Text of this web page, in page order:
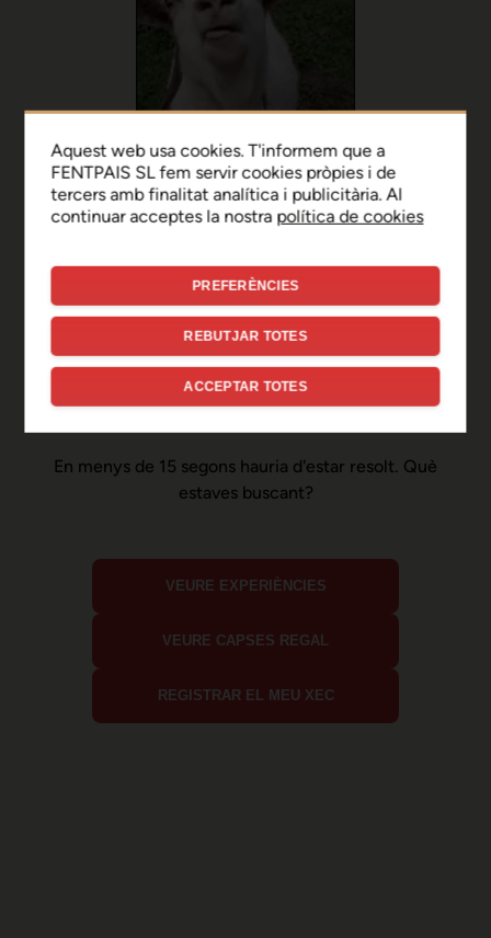
Ep, disculpa!
Sembla que hi ha hagut un
error de connexió temporal
En menys de 15 segons hauria d'estar resolt. Què
estaves buscant?
VEURE EXPERIÈNCIES
VEURE CAPSES REGAL
REGISTRAR EL MEU XEC
Aquest web usa cookies. T'informem que a
FENTPAIS SL fem servir cookies pròpies i de
tercers amb finalitat analítica i publicitària. Al
continuar acceptes la nostra política de cookies
PREFERÈNCIES
REBUTJAR TOTES
ACCEPTAR TOTES